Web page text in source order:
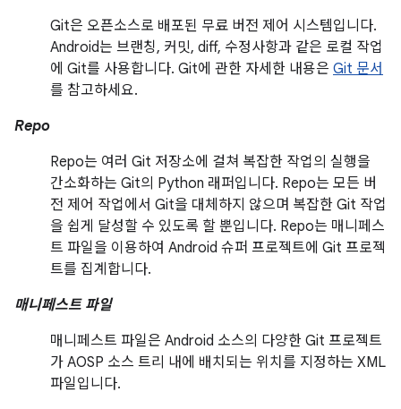
Git은 오픈소스로 배포된 무료 버전 제어 시스템입니다.
Android는 브랜칭, 커밋, diff, 수정사항과 같은 로컬 작업
에 Git를 사용합니다. Git에 관한 자세한 내용은 Git 문서
를 참고하세요.
Repo
Repo는 여러 Git 저장소에 걸쳐 복잡한 작업의 실행을
간소화하는 Git의 Python 래퍼입니다. Repo는 모든 버
전 제어 작업에서 Git을 대체하지 않으며 복잡한 Git 작업
을 쉽게 달성할 수 있도록 할 뿐입니다. Repo는 매니페스
트 파일을 이용하여 Android 슈퍼 프로젝트에 Git 프로젝
트를 집계합니다.
매니페스트 파일
매니페스트 파일은 Android 소스의 다양한 Git 프로젝트
가 AOSP 소스 트리 내에 배치되는 위치를 지정하는 XML
파일입니다.